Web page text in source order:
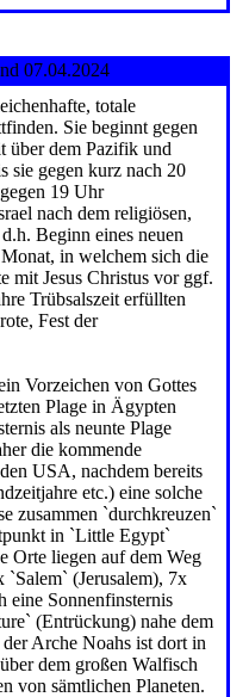
07.04.2024
totale
Sie beginnt gegen
über dem Pazifik und
sie gegen kurz nach 20
19 Uhr
nach dem religiösen,
Beginn eines neuen
in welchem sich die
mit Jesus Christus vor ggf.
Trübsalszeit erfüllten
Fest der
Vorzeichen von Gottes
Plage in Ägypten
als neunte Plage
die kommende
USA, nachdem bereits
etc.) eine solche
zusammen `durchkreuzen`
in `Little Egypt`
Orte liegen auf dem Weg
`Salem` (Jerusalem), 7x
eine Sonnenfinsternis
(Entrückung) nahe dem
Arche Noahs ist dort in
dem großen Walfisch
von sämtlichen Planeten.